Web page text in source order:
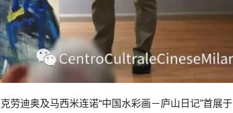
劳迪奥及马西米连诺“中国水彩画－庐山日记”首展于